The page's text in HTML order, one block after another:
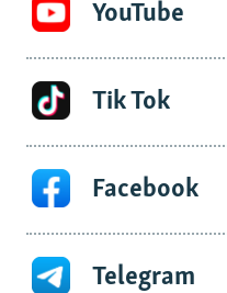
YouTube
Tik Tok
Facebook
Telegram